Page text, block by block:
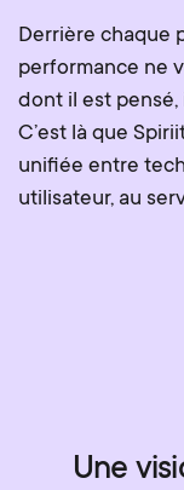
Derrière chaque
performance ne
dont il est
C’est là que
unifiée entre
utilisateur, au
Une